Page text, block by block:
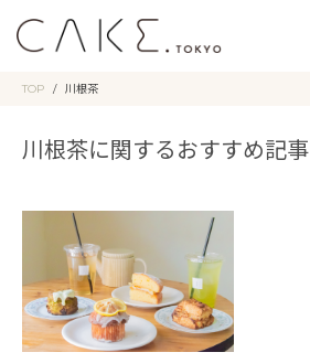
TOP 川根茶
川根茶に関するおすすめ記事